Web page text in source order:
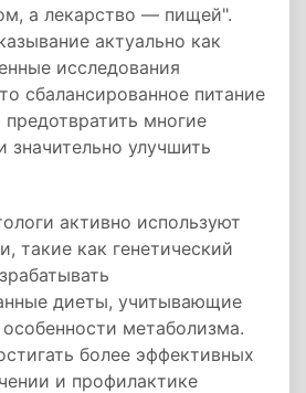
а лекарство — пищей".
актуально как
исследования
сбалансированное питание
многие
значительно улучшить
активно используют
такие как генетический
диеты, учитывающие
метаболизма.
более эффективных
и профилактике